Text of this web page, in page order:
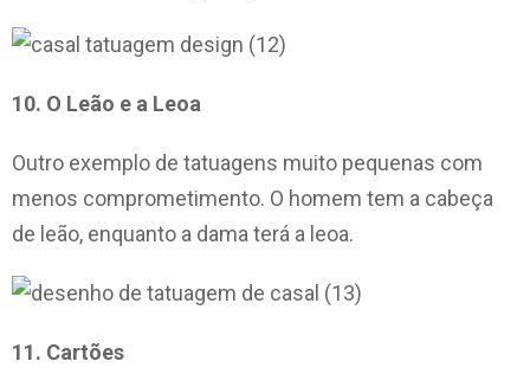
10. O Leão e a Leoa
Outro exemplo de tatuagens muito pequenas com
menos comprometimento. O homem tem a cabeça
de leão, enquanto a dama terá a leoa.
11. Cartões